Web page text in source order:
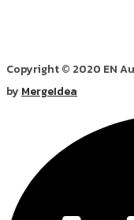
Copyright © 2020 EN
byMergeIdea